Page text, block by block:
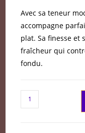
Avec sa teneur
accompagne
plat. Sa finesse et
fraîcheur qui
fondu.
quantité
de